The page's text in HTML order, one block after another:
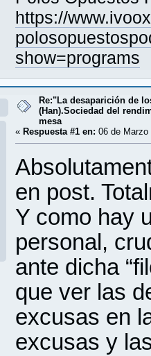
https://
show=programs
Re:"La desaparición de
(Han).Sociedad del
mesa
« Respuesta #1 en: 06 de Marzo
en post.
Y como hay
personal,
ante dicha
que ver las
excusas en
excusas y